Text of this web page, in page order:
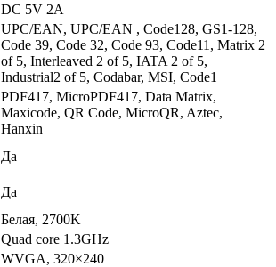
DC 5V 2A
UPC/EAN, UPC/EAN , Code128, GS1-128,
Code 39, Code 32, Code 93, Code11, Matrix 2
of 5, Interleaved 2 of 5, IATA 2 of 5,
Industrial2 of 5, Codabar, MSI, Code1
PDF417, MicroPDF417, Data Matrix,
Maxicode, QR Code, MicroQR, Aztec,
Hanxin
Да
Да
Белая, 2700K
Quad core 1.3GHz
WVGA, 320×240